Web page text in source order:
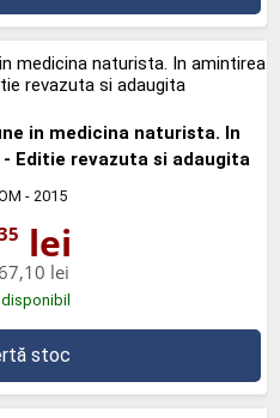
in medicina naturista. In
Editie revazuta si adaugita
- 2015
lei
67,10 lei
stoc